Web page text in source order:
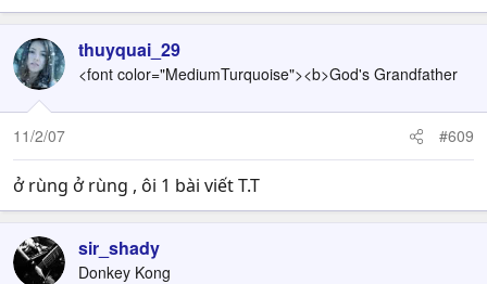
thuyquai_29
<font color="MediumTurquoise"><b>God's Grandfather
11/2/07 #609
ở rùng ở rùng , ôi 1 bài viết T.T
sir_shady
Donkey Kong